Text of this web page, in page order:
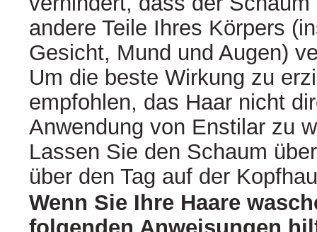
andere Teile Ihres Körpers
Gesicht, Mund und Augen)
Um die beste Wirkung zu
empfohlen, das Haar nicht
Anwendung von Enstilar zu
Lassen Sie den Schaum
über den Tag auf der
Wenn Sie Ihre Haare